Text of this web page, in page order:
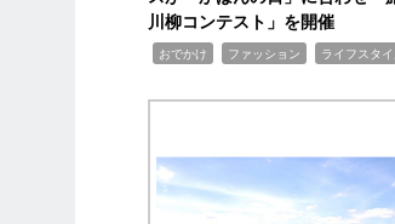
川柳コンテスト」を開催
おでかけ ファッション ライフスタ